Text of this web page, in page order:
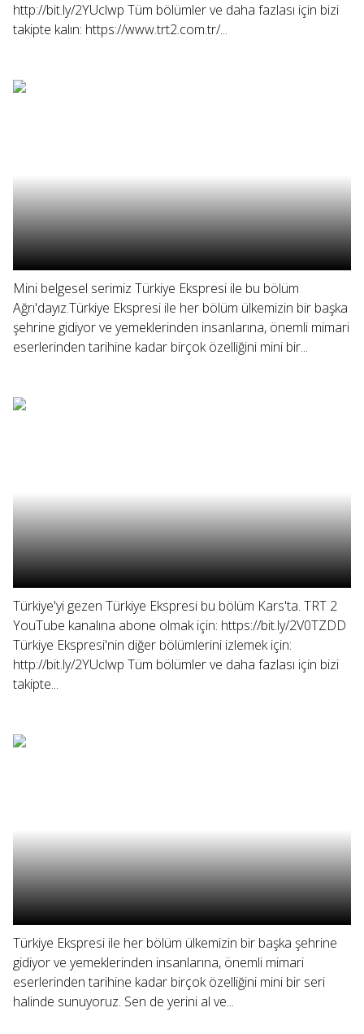
http://bit.ly/2YUclwp Tüm bölümler ve daha fazlası için bizi
takipte kalın: https://www.trt2.com.tr/...
Mini belgesel serimiz Türkiye Ekspresi ile bu bölüm
Ağrı'dayız.Türkiye Ekspresi ile her bölüm ülkemizin bir başka
şehrine gidiyor ve yemeklerinden insanlarına, önemli mimari
eserlerinden tarihine kadar birçok özelliğini mini bir...
Türkiye'yi gezen Türkiye Ekspresi bu bölüm Kars'ta. TRT 2
YouTube kanalına abone olmak için: https://bit.ly/2V0TZDD
Türkiye Ekspresi'nin diğer bölümlerini izlemek için:
http://bit.ly/2YUclwp Tüm bölümler ve daha fazlası için bizi
takipte...
Türkiye Ekspresi ile her bölüm ülkemizin bir başka şehrine
gidiyor ve yemeklerinden insanlarına, önemli mimari
eserlerinden tarihine kadar birçok özelliğini mini bir seri
halinde sunuyoruz. Sen de yerini al ve...